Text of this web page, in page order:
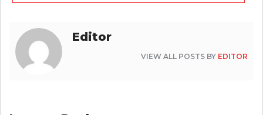
Editor
VIEW ALL POSTS BY EDITOR